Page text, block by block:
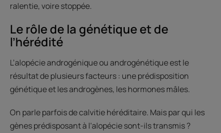
ralentie, voire stoppée.
Le rôle de la génétique et de
l’hérédité
L’alopécie androgénique ou androgénétique est le
résultat de plusieurs facteurs : une prédisposition
génétique et les androgènes, les hormones mâles.
On parle parfois de calvitie héréditaire. Mais par qui les
gènes prédisposant à l'alopécie sont-ils transmis ?